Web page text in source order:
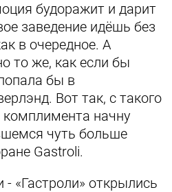
будоражит и дарит
заведение идёшь без
в очередное. А
то же, как если бы
бы в
Вот так, с такого
начну
чуть больше
Gastroli.
- «Гастроли» открылись